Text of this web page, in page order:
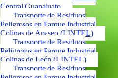
Central Guanajuato
Transporte de Residuos
Peligrosos en Parque Industrial
Colinas de Apaseo (LINTEL)
Transporte de Residuos
Peligrosos en Parque Industrial
Colinas de León (LINTEL)
Transporte de Residuos